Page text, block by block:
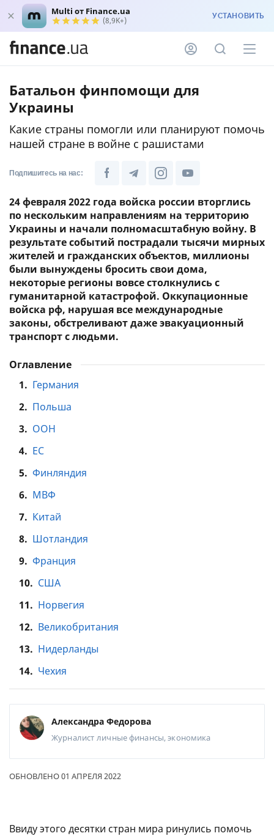
Multi от Finance.ua
(8,9K+) УСТАНОВИТЬ
Батальон финпомощи для
Украины
Какие страны помогли или планируют помочь
нашей стране в войне с рашистами
Подпишитесь на нас:
24 февраля 2022 года войска россии вторглись
по нескольким направлениям на территорию
Украины и начали полномасштабную войну. В
результате событий пострадали тысячи мирных
жителей и гражданских объектов, миллионы
были вынуждены бросить свои дома,
некоторые регионы вовсе столкнулись с
гуманитарной катастрофой. Оккупационные
войска рф, нарушая все международные
законы, обстреливают даже эвакуационный
транспорт с людьми.
Оглавление
1. Германия
2. Польша
3. ООН
4. ЕС
5. Финляндия
6. МВФ
7. Китай
8. Шотландия
9. Франция
10. США
11. Норвегия
12. Великобритания
13. Нидерланды
14. Чехия
Александра Федорова
Журналист личные финансы, экономика
ОБНОВЛЕНО 01 АПРЕЛЯ 2022
Ввиду этого десятки стран мира ринулись помочь